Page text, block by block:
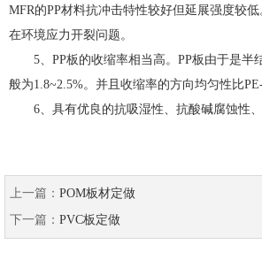
MFR的PP材料抗冲击特性较好但延展强度较
在环境应力开裂问题。
5、PP板的收缩率相当高。PP板由于是半
般为1.8~2.5%。并且收缩率的方向均匀性比
6、具有优良的抗吸湿性、抗酸碱腐蚀性
上一篇： POM板材定做
下一篇： PVC板定做